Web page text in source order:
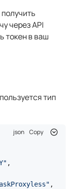
через API
токен в ваш
тип
json Copy
,
,